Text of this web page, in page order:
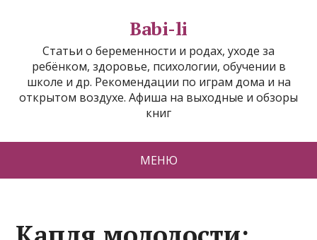
Babi-li
Статьи о беременности и родах, уходе за
ребёнком, здоровье, психологии, обучении в
школе и др. Рекомендации по играм дома и на
открытом воздухе. Афиша на выходные и обзоры
книг
МЕНЮ